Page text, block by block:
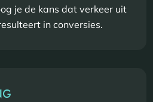
je de kans dat verkeer uit
in conversies.